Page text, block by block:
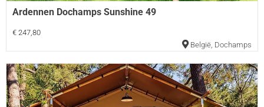
Ardennen Dochamps Sunshine 49
€ 247,80
België Dochamps